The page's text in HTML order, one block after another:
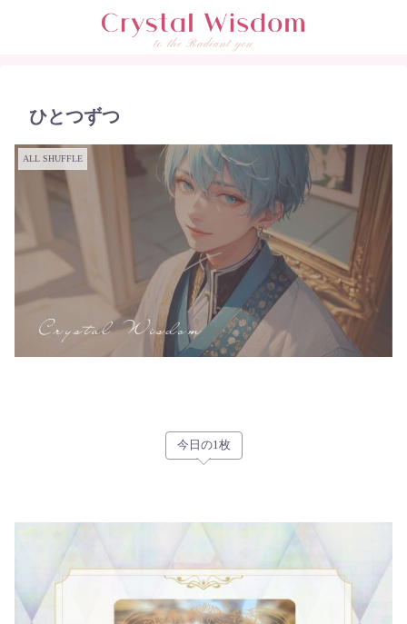
ひとつずつ
ALL SHUFFLE
今日の1枚